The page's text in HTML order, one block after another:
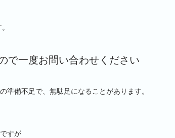
で一度お問い合わせください
準備不足で、無駄足になることがあります。
すが